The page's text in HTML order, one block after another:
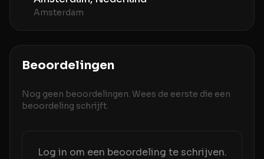
Amsterdam
Beoordelingen
Nog geen beoordelingen. Wees de eerste die een
beoordeling schrijft.
Log in om een beoordeling te schrijven.